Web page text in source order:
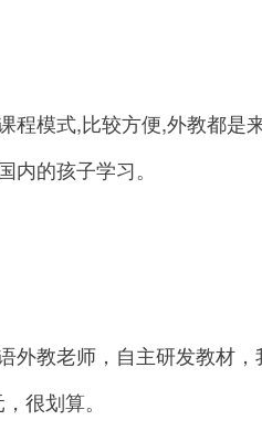
模式,比较方便,外教都是
的孩子学习。
教老师，自主研发教材，
很划算。